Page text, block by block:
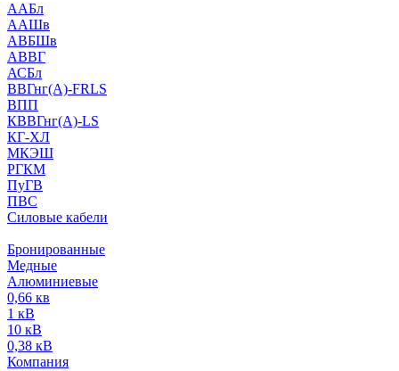
ААБл
ААШв
АВБШв
АВВГ
АСБл
ВВГнг(А)-FRLS
ВПП
КВВГнг(А)-LS
КГ-ХЛ
МКЭШ
РГКМ
ПуГВ
ПВС
Силовые кабели
Бронированные
Медные
Алюминиевые
0,66 кв
1 кВ
10 кВ
0,38 кВ
Компания